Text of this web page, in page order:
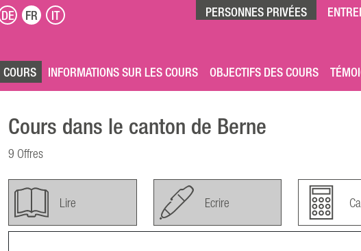
DE FR IT PERSONNES PRIVÉES
COURS INFORMATIONS SUR LES COURS OBJECTIFS DES COURS
Cours dans le canton de Berne
9 Offres
Lire Ecrire